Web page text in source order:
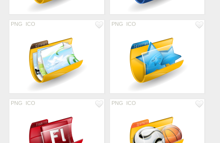
PNG ICO PNG ICO
PNG ICO PNG ICO